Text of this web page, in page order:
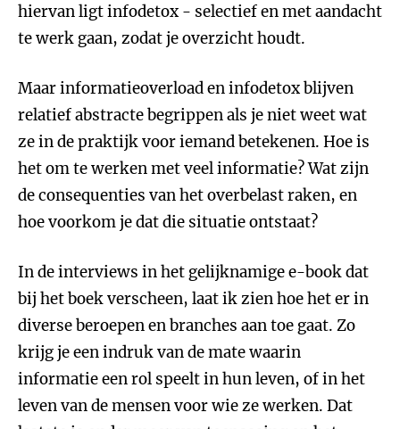
hiervan ligt infodetox - selectief en met aandacht
te werk gaan, zodat je overzicht houdt.
Maar informatieoverload en infodetox blijven
relatief abstracte begrippen als je niet weet wat
ze in de praktijk voor iemand betekenen. Hoe is
het om te werken met veel informatie? Wat zijn
de consequenties van het overbelast raken, en
hoe voorkom je dat die situatie ontstaat?
In de interviews in het gelijknamige e-book dat
bij het boek verscheen, laat ik zien hoe het er in
diverse beroepen en branches aan toe gaat. Zo
krijg je een indruk van de mate waarin
informatie een rol speelt in hun leven, of in het
leven van de mensen voor wie ze werken. Dat